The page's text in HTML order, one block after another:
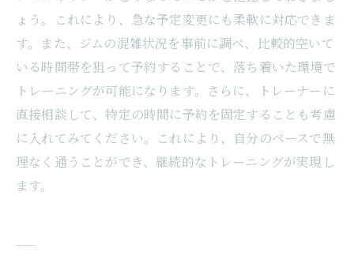
ょう。これにより、急な予定変更にも柔軟に対応できま
す。また、ジムの混雑状況を事前に調べ、比較的空いて
いる時間帯を狙って予約することで、落ち着いた環境で
トレーニングが可能になります。さらに、トレーナーに
直接相談して、特定の時間に予約を固定することも考慮
に入れてみてください。これにより、自分のペースで無
理なく通うことができ、継続的なトレーニングが実現し
ます。